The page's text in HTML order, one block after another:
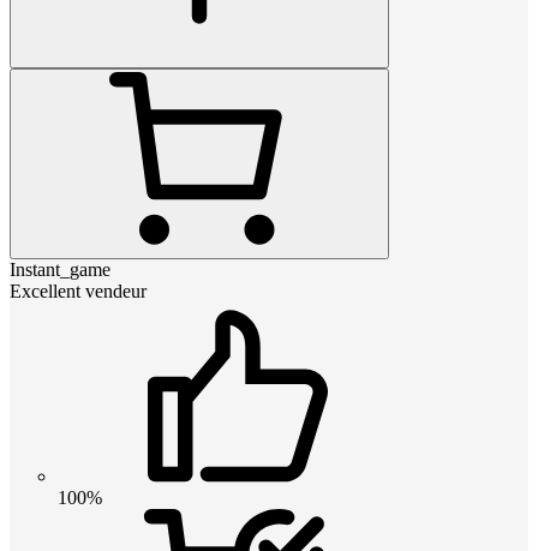
Instant_game
Excellent vendeur
100%